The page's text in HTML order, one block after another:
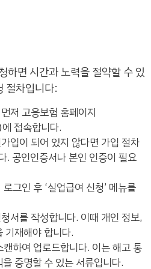
하면 시간과 노력을 절약할 수 있
절차입니다:
저 고용보험 홈페이지
접속합니다.
입이 되어 있지 않다면 가입 절차
. 공인인증서나 본인 인증이 필요
로그인 후 ‘실업급여 신청’ 메뉴를
서를 작성합니다. 이때 개인 정보,
기재해야 합니다.
하여 업로드합니다. 이는 해고 통
증명할 수 있는 서류입니다.